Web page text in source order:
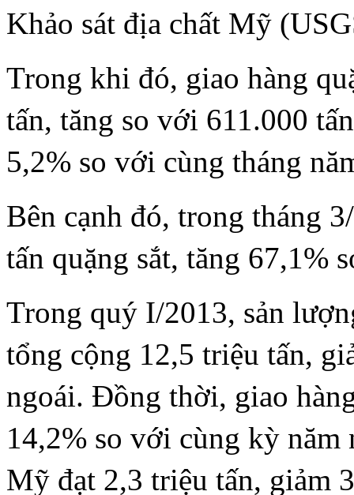
Khảo sát địa chất Mỹ
Trong khi đó, giao hàng
tấn, tăng so với 611.000
5,2% so với cùng tháng
Bên cạnh đó, trong tháng
tấn quặng sắt, tăng 67,1%
Trong quý I/2013, sản
tổng cộng 12,5 triệu tấn,
ngoái. Đồng thời, giao
14,2% so với cùng kỳ năm
Mỹ đạt 2,3 triệu tấn, giảm